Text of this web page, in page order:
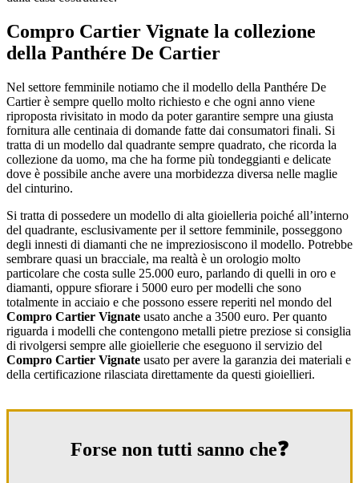
Compro Cartier Vignate la collezione
della Panthére De Cartier
Nel settore femminile notiamo che il modello della Panthére De
Cartier è sempre quello molto richiesto e che ogni anno viene
riproposta rivisitato in modo da poter garantire sempre una giusta
fornitura alle centinaia di domande fatte dai consumatori finali. Si
tratta di un modello dal quadrante sempre quadrato, che ricorda la
collezione da uomo, ma che ha forme più tondeggianti e delicate
dove è possibile anche avere una morbidezza diversa nelle maglie
del cinturino.
Si tratta di possedere un modello di alta gioielleria poiché all’interno
del quadrante, esclusivamente per il settore femminile, posseggono
degli innesti di diamanti che ne impreziosiscono il modello. Potrebbe
sembrare quasi un bracciale, ma realtà è un orologio molto
particolare che costa sulle 25.000 euro, parlando di quelli in oro e
diamanti, oppure sfiorare i 5000 euro per modelli che sono
totalmente in acciaio e che possono essere reperiti nel mondo del
Compro Cartier Vignate usato anche a 3500 euro. Per quanto
riguarda i modelli che contengono metalli pietre preziose si consiglia
di rivolgersi sempre alle gioiellerie che eseguono il servizio del
Compro Cartier Vignate usato per avere la garanzia dei materiali e
della certificazione rilasciata direttamente da questi gioiellieri.
Forse non tutti sanno che❓